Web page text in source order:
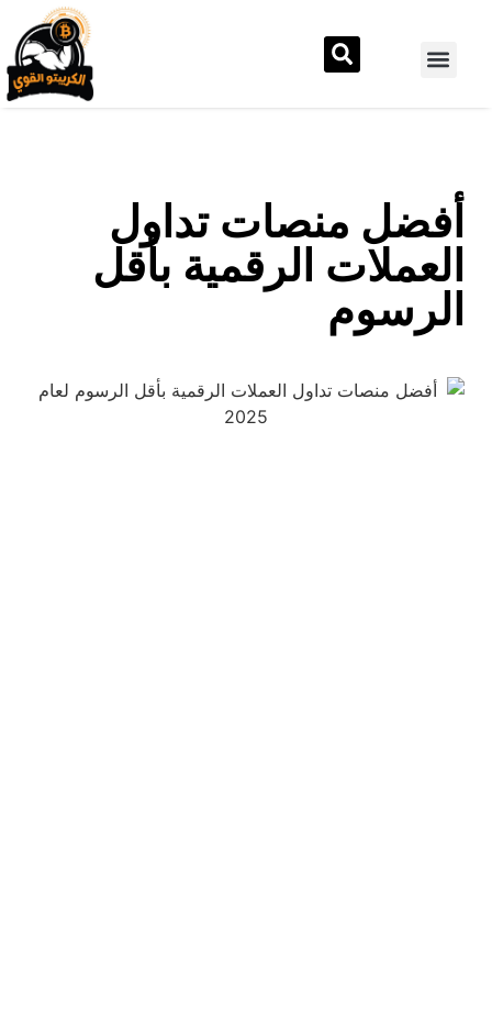
أفضل منصات تداول
العملات الرقمية بأقل
الرسوم